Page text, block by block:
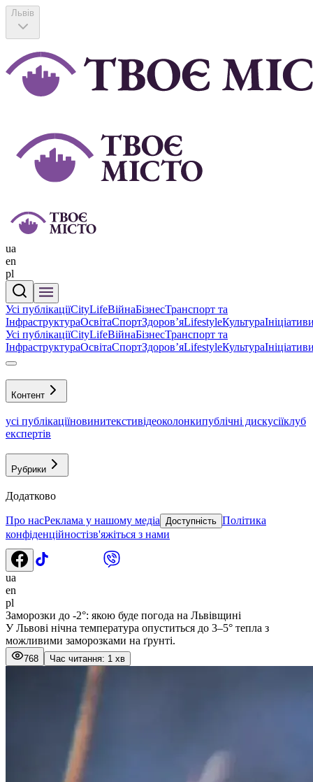
Львів
ua
en
pl
Усі публікаціїCityLifeВійнаБізнесТранспорт та
ІнфраструктураОсвітаСпортЗдоровʼяLifestyleКультура
Усі публікаціїCityLifeВійнаБізнесТранспорт та
ІнфраструктураОсвітаСпортЗдоровʼяLifestyleКультура
Контент
усі публікаціїновинитекстивідеоколонкипублічні дискусіїклуб
експертів
Рубрики
Додатково
Про насРеклама у нашому медіа Доступність Політика
конфіденційностізв'яжіться з нами
ua
en
pl
Заморозки до -2°: якою буде погода на Львівщині
У Львові нічна температура опуститься до 3–5° тепла з
можливими заморозками на ґрунті.
768 Час читання: 1 хв